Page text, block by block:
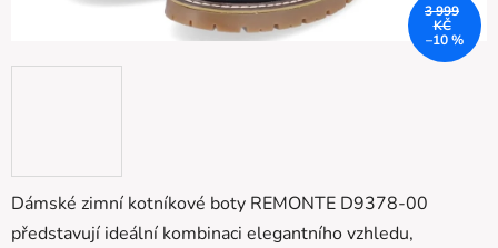
Dámské zimní kotníkové boty REMONTE D9378-00
představují ideální kombinaci elegantního vzhledu,
3 999
KČ
–10 %